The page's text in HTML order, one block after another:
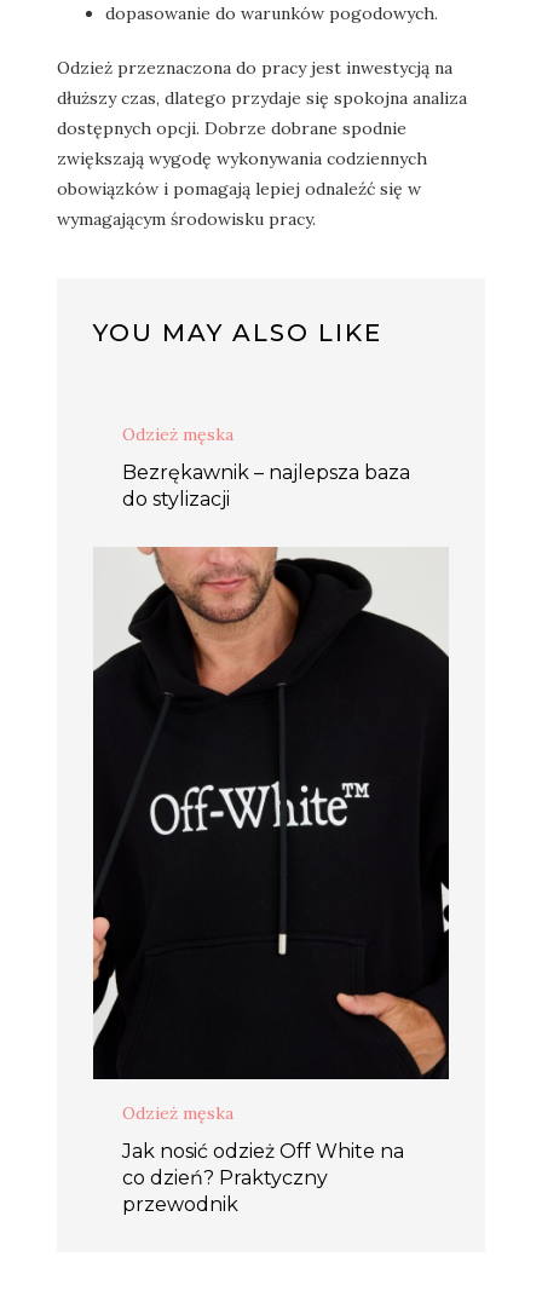
dopasowanie do warunków pogodowych.
Odzież przeznaczona do pracy jest inwestycją na
dłuższy czas, dlatego przydaje się spokojna analiza
dostępnych opcji. Dobrze dobrane spodnie
zwiększają wygodę wykonywania codziennych
obowiązków i pomagają lepiej odnaleźć się w
wymagającym środowisku pracy.
YOU MAY ALSO LIKE
Odzież męska
Bezrękawnik – najlepsza baza
do stylizacji
Odzież męska
Jak nosić odzież Off White na
co dzień? Praktyczny
przewodnik